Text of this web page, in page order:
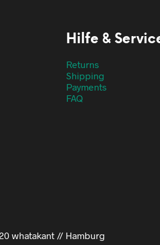
Hilfe &
Returns
Shipping
Payments
FAQ
whatakant // Hamburg